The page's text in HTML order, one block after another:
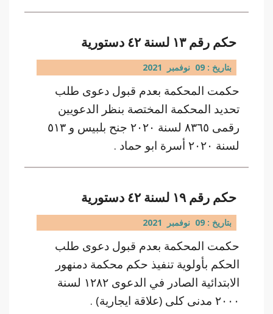
حكم رقم ١٣ لسنة ٤٢ دستورية
بتاريخ : 09 نوفمبر 2021
حكمت المحكمة بعدم قبول دعوى طلب
تحديد المحكمة المختصة بنظر الدعويين
رقمى ٨٣٦٥ لسنة ٢٠٢٠ جنح بلبيس و ٥١٣
لسنة ٢٠٢٠ أسرة ابو حماد .
حكم رقم ١٩ لسنة ٤٢ دستورية
بتاريخ : 09 نوفمبر 2021
حكمت المحكمة بعدم قبول دعوى طلب
الحكم بأولوية تنفيذ حكم محكمة دمنهور
الابتدائية الصادر في الدعوى ١٢٨٢ لسنة
٢٠٠٠ مدنى كلى (علاقة ايجارية) .